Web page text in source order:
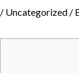
/ Uncategorized/